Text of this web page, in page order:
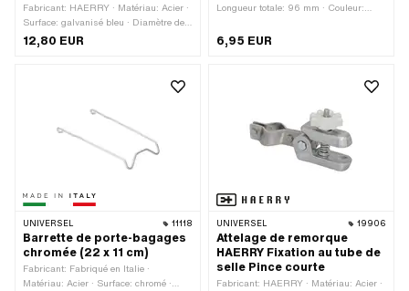
Fabricant: HAERRY · Matériau: Acier ·
Surface: galvanisé bleu · Diamètre de
serrage: 23 mm
12,80 EUR
Longueur totale: 96 mm · Couleur:
Nombre de points de fixation: 1 pcs ·
Marque de certification: E4
6,95 EUR
UNIVERSEL 11118
Barrette de porte-bagages
chromée (22 x 11 cm)
Fabricant: Fabriqué en Italie ·
Matériau: Acier · Surface: chromé ·
UNIVERSEL 19906
Attelage de remorque
HAERRY Fixation au tube de
selle Pince courte
Fabricant: HAERRY · Matériau: Acier ·